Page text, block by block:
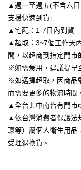
便利好安心！
１．簡單：不需註冊會員
２．便利：只要手機號碼
３．安心：先確認商品／
【「AFTEE先享後付」結
１．於結帳方式選擇「
結帳頁面，進行簡訊認證
２．訂單成立數日內，
３．收到繳費通知簡訊後
ATM／網路銀行／等多元
※ 請注意：結帳手續完
後付繳納相關費用。
※ 交易是否成功請以「
是否繳費成功／繳費後需
客戶支援中心」
運送方式
付款後全家取貨
每筆NT$80，滿
付款後7-11取貨
每筆NT$80，滿
宅配
每筆NT$80，滿
離島宅配
每筆NT$220
▲週一至週五(不含六
支援快速到貨」
▲宅配：1-7日內到貨
▲超取：3~7個工作天
間，以超商到指定門市
※如需急用，建議提早
※如選擇超取，因商品
而需要更多的物流時間
▲全台北中南皆有門市
▲依台灣消費者保護法
環等）屬個人衛生用品
受理退換貨。